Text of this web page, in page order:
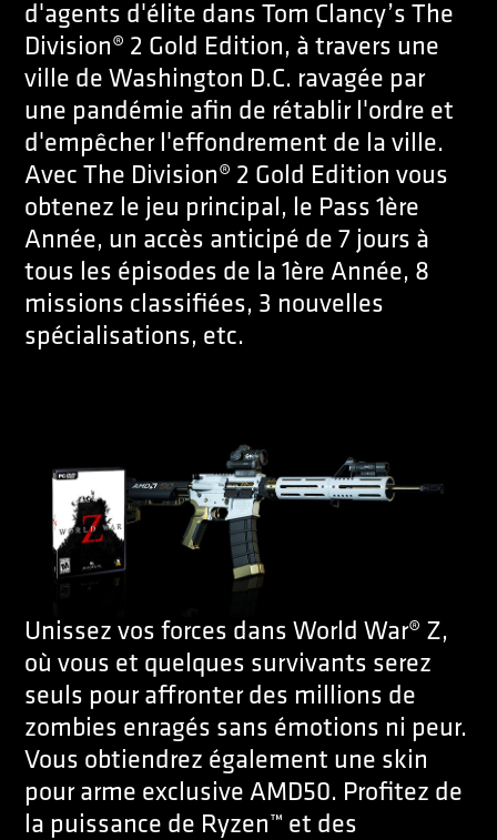
d'agents d'élite dans Tom Clancy’s The
Division® 2 Gold Edition, à travers une
ville de Washington D.C. ravagée par
une pandémie afin de rétablir l'ordre et
d'empêcher l'effondrement de la ville.
Avec The Division® 2 Gold Edition vous
obtenez le jeu principal, le Pass 1ère
Année, un accès anticipé de 7 jours à
tous les épisodes de la 1ère Année, 8
missions classifiées, 3 nouvelles
spécialisations, etc.
Unissez vos forces dans World War® Z,
où vous et quelques survivants serez
seuls pour affronter des millions de
zombies enragés sans émotions ni peur.
Vous obtiendrez également une skin
pour arme exclusive AMD50. Profitez de
la puissance de Ryzen™ et des